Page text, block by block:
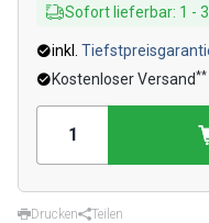
Sofort lieferbar: 1 - 3
inkl.
Kostenloser Versand**
Drucken
Teilen